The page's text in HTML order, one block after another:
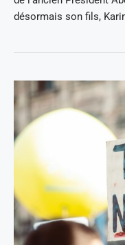
désormais son fils,